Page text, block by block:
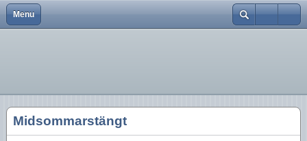
Menu Close
Föreningen
Föreningskalender
Historik
Tidningar
Aktiviteter 2024
Aktiviteter 2023
Kom ihåg mig
Glömt lösenord?
Midsommarstängt